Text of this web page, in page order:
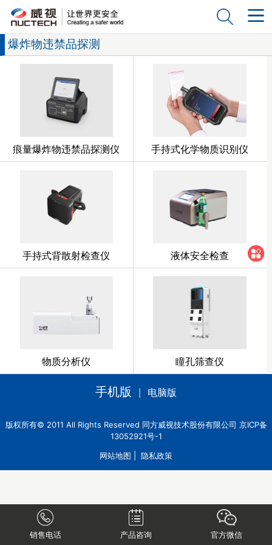
爆炸物违禁品探测
痕量爆炸物违禁品探测仪 手持式化学物质识别仪
手持式背散射检查仪 液体安全检查
物质分析仪 瞳孔筛查仪
手机版 电脑版
版权所有© 2011 All Rights Reserved 同方威视技术股份有限公司 京ICP备
13052921号-1
网站地图 隐私政策
销售电话 产品咨询 官方微信